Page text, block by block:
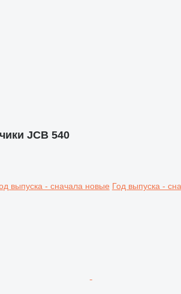
JCB 540
выпуска - сначала новые Год выпуска -